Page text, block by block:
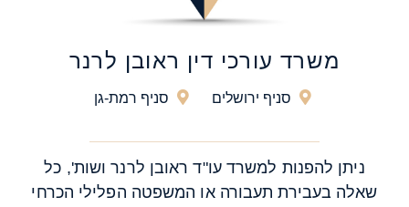
משרד עורכי דין ראובן לרנר
סניף ירושלים סניף רמת-גן
ניתן להפנות למשרד עו"ד ראובן לרנר ושות', כל
שאלה בעבירת תעבורה או המשפטה הפלילי הכרחי